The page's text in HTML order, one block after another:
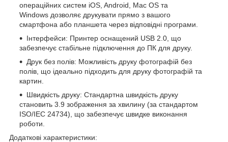
операційних систем iOS, Android, Mac OS та
Windows дозволяє друкувати прямо з вашого
смартфона або планшета через відповідні програми.
Інтерфейси: Принтер оснащений USB 2.0, що
забезпечує стабільне підключення до ПК для друку.
Друк без полів: Можливість друку фотографій без
полів, що ідеально підходить для друку фотографій та
картин.
Швидкість друку: Стандартна швидкість друку
становить 3.9 зображення за хвилину (за стандартом
ISO/IEC 24734), що забезпечує швидке виконання
роботи.
Додаткові характеристики: